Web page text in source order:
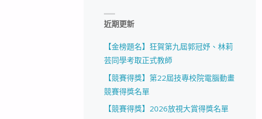
近期更新
【金榜題名】狂賀第九屆郭冠妤、林莉
芸同學考取正式教師
【競賽得獎】第22屆技專校院電腦動畫
競賽得獎名單
【競賽得獎】2026放視大賞得獎名單